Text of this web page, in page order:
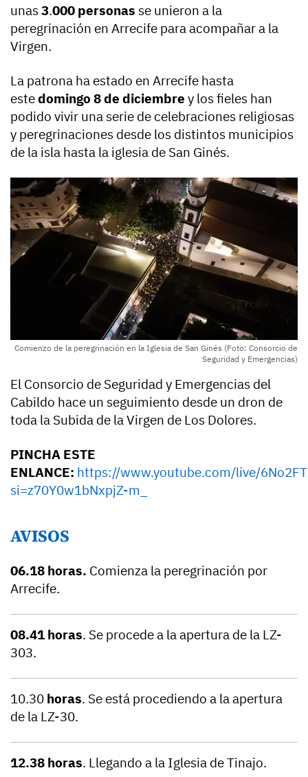
unas3.000 personas se unieron a la
peregrinación en Arrecife para acompañar a la
Virgen.
La patrona ha estado en Arrecife hasta
estedomingo 8 de diciembre y los fieles han
podido vivir una serie de celebraciones religiosas
y peregrinaciones desde los distintos municipios
de la isla hasta la iglesia de San Ginés.
Comienzo de la peregrinación en la Iglesia de San Ginés (Foto: Consorcio de
Seguridad y Emergencias)
El Consorcio de Seguridad y Emergencias del
Cabildo hace un seguimiento desde un dron de
toda la Subida de la Virgen de Los Dolores.
PINCHA ESTE
ENLANCE: https://www.youtube.com/live/
si=z70Y0w1bNxpjZ-m_
AVISOS
06.18 horas. Comienza la peregrinación por
Arrecife.
08.41 horas. Se procede a la apertura de la LZ-
303.
10.30 horas. Se está procediendo a la apertura
de la LZ-30.
12.38 horas. Llegando a la Iglesia de Tinajo.